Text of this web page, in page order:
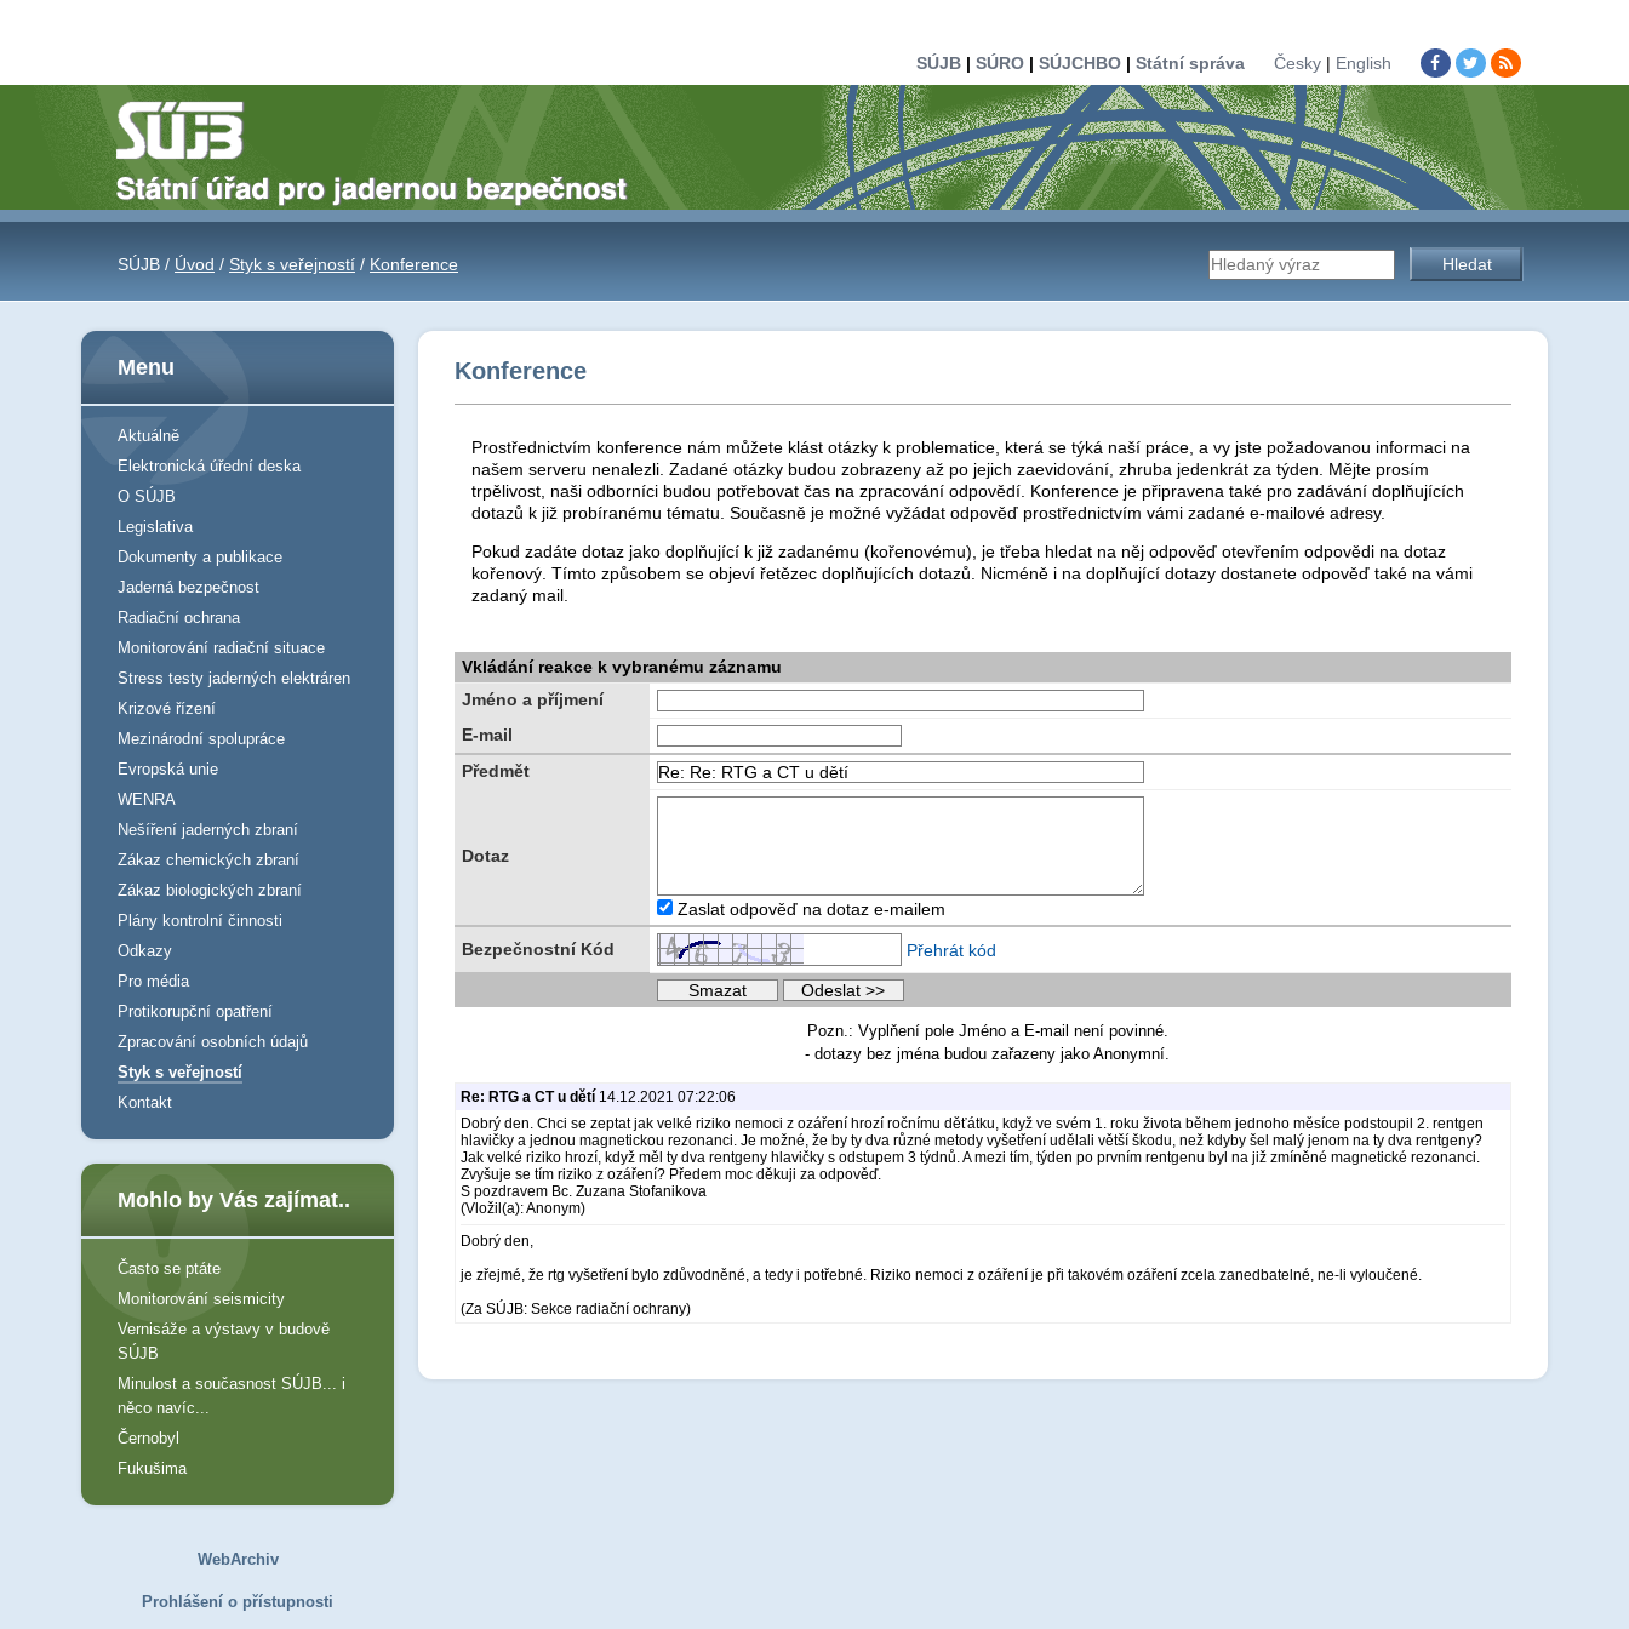
SÚJB| SÚRO| SÚJCHBO| Státní správa Česky| English
SÚJB / Úvod / Styk s veřejností / Konference Vyhledávání
úřadu
Konference
Prostřednictvím konference nám můžete klást otázky k problematice, která se týká naší práce, a vy jste požadovanou informaci na
našem serveru nenalezli. Zadané otázky budou zobrazeny až po jejich zaevidování, zhruba jedenkrát za týden. Mějte prosím
trpělivost, naši odborníci budou potřebovat čas na zpracování odpovědí. Konference je připravena také pro zadávání doplňujících
dotazů k již probíranému tématu. Současně je možné vyžádat odpověď prostřednictvím vámi zadané e-mailové adresy.
Pokud zadáte dotaz jako doplňující k již zadanému (kořenovému), je třeba hledat na něj odpověď otevřením odpovědi na dotaz
kořenový. Tímto způsobem se objeví řetězec doplňujících dotazů. Nicméně i na doplňující dotazy dostanete odpověď také na vámi
zadaný mail.
Vkládání reakce k vybranému záznamu
Jméno a příjmení
E-mail
Předmět
Dotaz
Zaslat odpověď na dotaz e-mailem
Bezpečnostní Kód Přehrát kód
Pozn.: Vyplňení pole Jméno a E-mail není povinné.
- dotazy bez jména budou zařazeny jako Anonymní.
Re: RTG a CT u dětí 14.12.2021 07:22:06
Dobrý den. Chci se zeptat jak velké riziko nemoci z ozáření hrozí ročnímu děťátku, když ve svém 1. roku života během jednoho měsíce podstoupil 2. rentgen
hlavičky a jednou magnetickou rezonanci. Je možné, že by ty dva různé metody vyšetření udělali větší škodu, než kdyby šel malý jenom na ty dva rentgeny?
Jak velké riziko hrozí, když měl ty dva rentgeny hlavičky s odstupem 3 týdnů. A mezi tím, týden po prvním rentgenu byl na již zmíněné magnetické rezonanci.
Zvyšuje se tím riziko z ozáření? Předem moc děkuji za odpověď.
S pozdravem Bc. Zuzana Stofanikova
(Vložil(a): Anonym)
Dobrý den,
je zřejmé, že rtg vyšetření bylo zdůvodněné, a tedy i potřebné. Riziko nemoci z ozáření je při takovém ozáření zcela zanedbatelné, ne-li vyloučené.
(Za SÚJB: Sekce radiační ochrany)
Menu
Aktuálně
Elektronická úřední deska
O SÚJB
Legislativa
Dokumenty a publikace
Jaderná bezpečnost
Radiační ochrana
Monitorování radiační situace
Stress testy jaderných elektráren
Krizové řízení
Mezinárodní spolupráce
Evropská unie
WENRA
Nešíření jaderných zbraní
Zákaz chemických zbraní
Zákaz biologických zbraní
Plány kontrolní činnosti
Odkazy
Pro média
Protikorupční opatření
Zpracování osobních údajů
Styk s veřejností
Kontakt
Mohlo by Vás zajímat..
Často se ptáte
Monitorování seismicity
Vernisáže a výstavy v budově
SÚJB
Minulost a současnost SÚJB... i
něco navíc...
Černobyl
Fukušima
WebArchiv
Prohlášení o přístupnosti